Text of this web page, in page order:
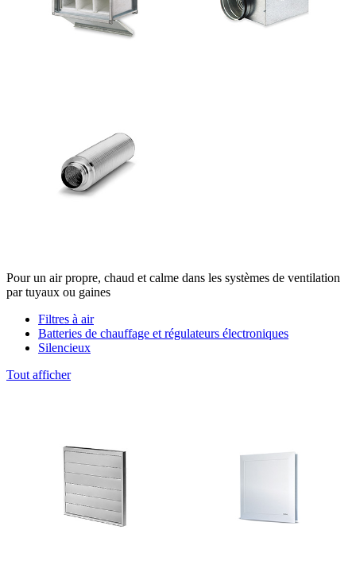
Pour un air propre, chaud et calme dans les systèmes de ventilation
par tuyaux ou gaines
Filtres à air
Batteries de chauffage et régulateurs électroniques
Silencieux
Tout afficher